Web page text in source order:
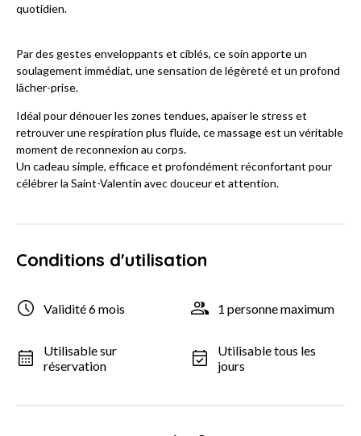
quotidien.
Par des gestes enveloppants et ciblés, ce soin apporte un
soulagement immédiat, une sensation de légèreté et un profond
lâcher-prise.
Idéal pour dénouer les zones tendues, apaiser le stress et
retrouver une respiration plus fluide, ce massage est un véritable
moment de reconnexion au corps.
Un cadeau simple, efficace et profondément réconfortant pour
célébrer la Saint-Valentin avec douceur et attention.
Conditions d'utilisation
Validité 6 mois 1 personne maximum
Utilisable sur
réservation
Utilisable tous les
jours